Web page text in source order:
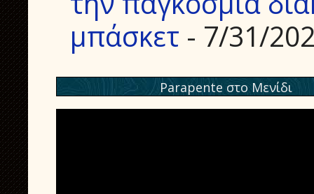
μπάσκετ - 7/31/
Parapente στο Μενίδι